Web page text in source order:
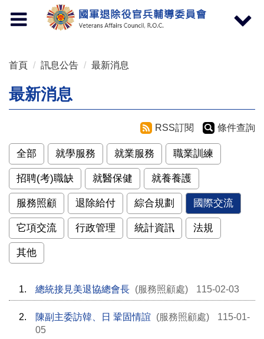
Toggle
navigation
Toggle
首頁 訊息公告 最新消息
最新消息
RSS訂閱 條件查詢
全部 就學服務 就業服務 職業訓練
招聘(考)職缺 就醫保健 就養養護
服務照顧 退除給付 綜合規劃 國際交流
它項交流 行政管理 統計資訊 法規
其他
1. 總統接見美退協總會長 (服務照顧處) 115-02-03
2. 陳副主委訪韓、日 鞏固情誼 (服務照顧處)
115-01-
05